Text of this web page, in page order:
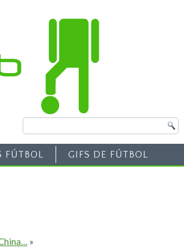
FÚTBOL GIFS DE FÚTBOL
»